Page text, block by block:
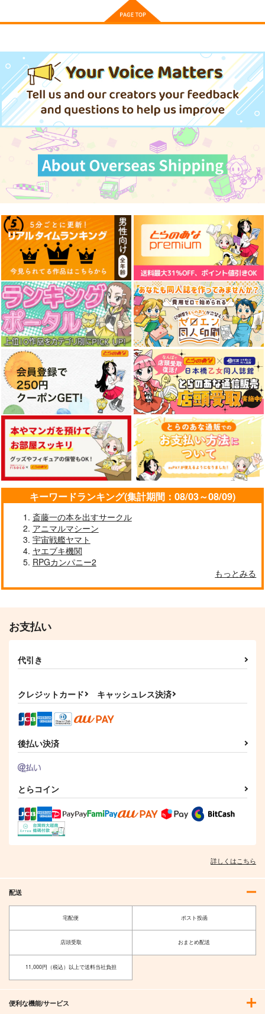
キーワードランキング(集計期間：08/03～08/09)
斎藤一の本を出すサークル
アニマルマシーン
宇宙戦艦ヤマト
ヤエブキ機関
RPGカンパニー2
もっとみる
お支払い
代引き
クレジットカード キャッシュレス決済
後払い決済
とらコイン
詳しくはこちら
配送
宅配便 ポスト投函
店頭受取 おまとめ配送
11,000円（税込）以上で送料当社負担
便利な機能/サービス